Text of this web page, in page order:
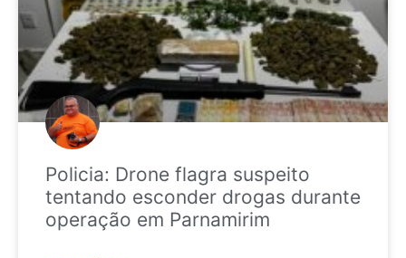
Policia: Drone flagra suspeito
tentando esconder drogas durante
operação em Parnamirim